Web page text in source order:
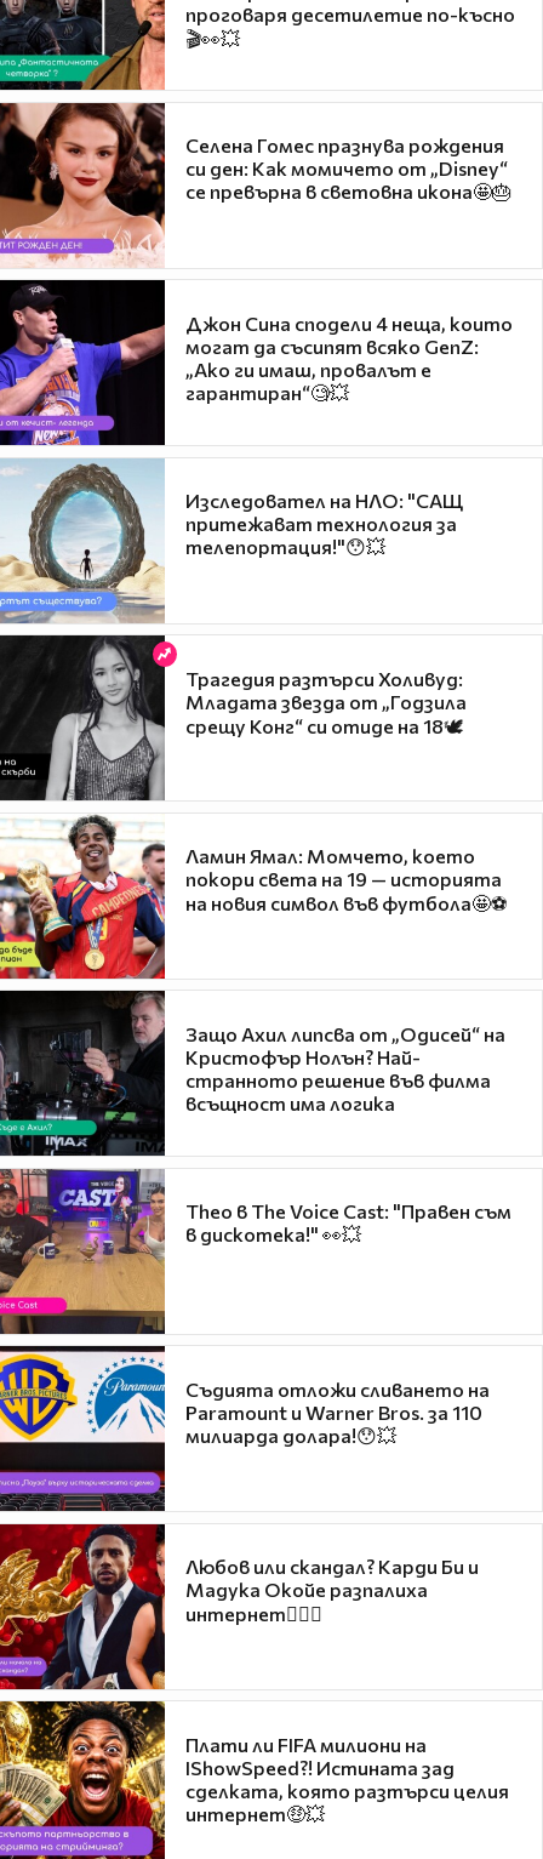
проговаря десетилетие по-късно
🎬👀💥
Селена Гомес празнува рождения
си ден: Как момичето от „Disney“
се превърна в световна икона🤩🎂
Джон Сина сподели 4 неща, които
могат да съсипят всяко GenZ:
„Ако ги имаш, провалът е
гарантиран“🧐💥
Изследовател на НЛО: "САЩ
притежават технология за
телепортация!"😯💥
Трагедия разтърси Холивуд:
Младата звезда от „Годзила
срещу Конг“ си отиде на 18🕊️
Ламин Ямал: Момчето, което
покори света на 19 — историята
на новия символ във футбола🤩⚽
Защо Ахил липсва от „Одисей“ на
Кристофър Нолън? Най-
странното решение във филма
всъщност има логика
Theo в The Voice Cast: "Правен съм
в дискотека!" 👀💥
Съдията отложи сливането на
Paramount и Warner Bros. за 110
милиарда долара!😯💥
Любов или скандал? Карди Би и
Мадука Окойе разпалиха
интернет❤️‍🔥🔥
Плати ли FIFA милиони на
IShowSpeed?! Истината зад
сделката, която разтърси целия
интернет🤑💥